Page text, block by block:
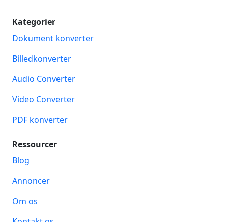
Kategorier
Dokument konverter
Billedkonverter
Audio Converter
Video Converter
PDF konverter
Ressourcer
Blog
Annoncer
Om os